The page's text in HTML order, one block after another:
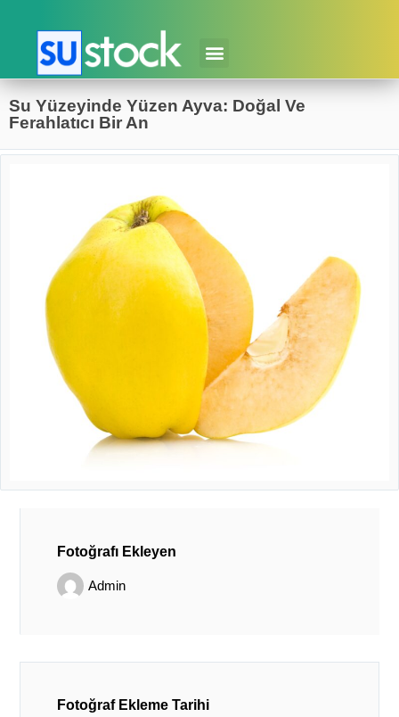
Su Yüzeyinde Yüzen Ayva: Doğal Ve
Ferahlatıcı Bir An
Fotoğrafı Ekleyen
Admin
Fotoğraf Ekleme Tarihi